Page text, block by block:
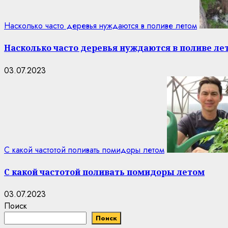
Насколько часто деревья нуждаются в поливе летом
Насколько часто деревья нуждаются в поливе
03.07.2023
С какой частотой поливать помидоры летом
С какой частотой поливать помидоры летом
03.07.2023
Поиск
Поиск